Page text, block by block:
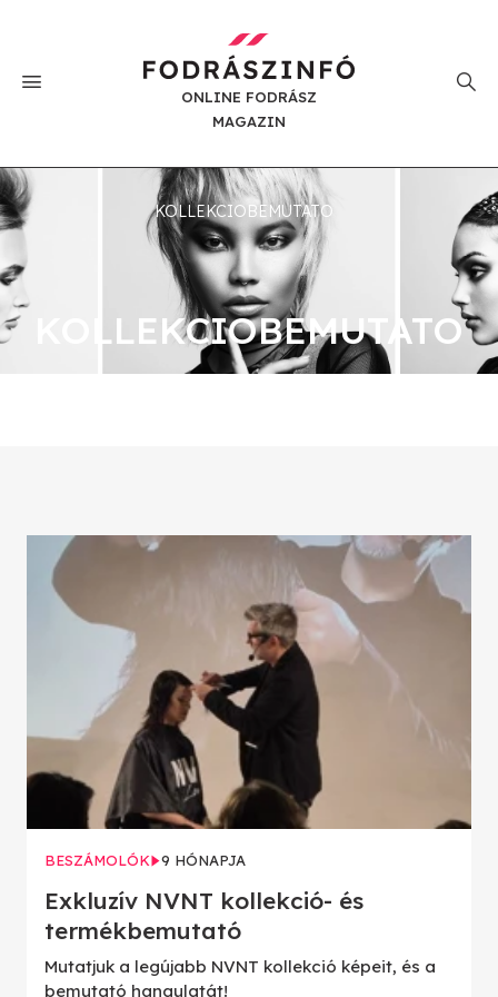
ONLINE FODRÁSZ
MAGAZIN
KOLLEKCIOBEMUTATO
KOLLEKCIOBEMUTATO
BESZÁMOLÓK 9 HÓNAPJA
Exkluzív NVNT kollekció- és
termékbemutató
Mutatjuk a legújabb NVNT kollekció képeit, és a
bemutató hangulatát!